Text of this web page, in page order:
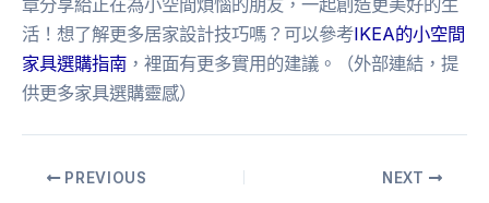
活！想了解更多居家設計技巧嗎？可以參考IKEA的小空間
家具選購指南 ，裡面有更多實用的建議。（外部連結，提
供更多家具選購靈感）
PREVIOUS NEXT